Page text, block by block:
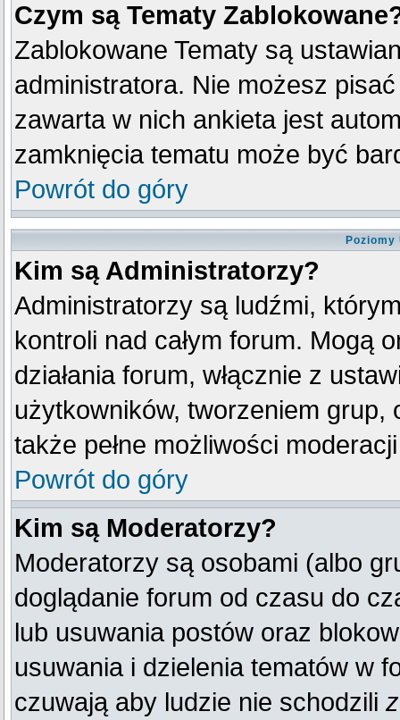
Czym są Tematy
Zablokowane Tematy są
administratora. Nie możesz
zawarta w nich ankieta jest
zamknięcia tematu może być
Powrót do góry
Kim są Administratorzy?
Administratorzy są ludźmi,
kontroli nad całym forum. Mogą
działania forum, włącznie z
użytkowników, tworzeniem grup,
także pełne możliwości
Powrót do góry
Kim są Moderatorzy?
Moderatorzy są osobami (albo
doglądanie forum od czasu do
lub usuwania postów oraz
usuwania i dzielenia tematów w
czuwają aby ludzie nie schodzili